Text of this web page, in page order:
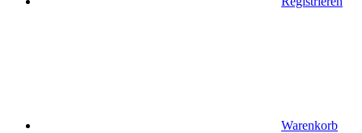
Warenkorb